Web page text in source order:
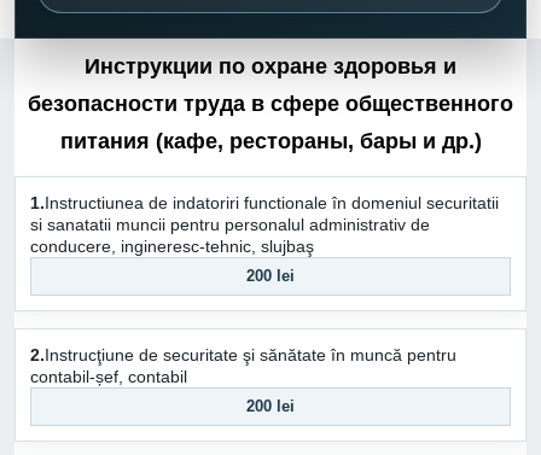
Инструкции по охране здоровья и
безопасности труда в сфере общественного
питания (кафе, рестораны, бары и др.)
1.Instructiunea de indatoriri functionale în domeniul securitatii
si sanatatii muncii pentru personalul administrativ de
conducere, ingineresc-tehnic, slujbaş
200 lei
2.Instrucţiune de securitate şi sănătate în muncă pentru
contabil-șef, contabil
200 lei